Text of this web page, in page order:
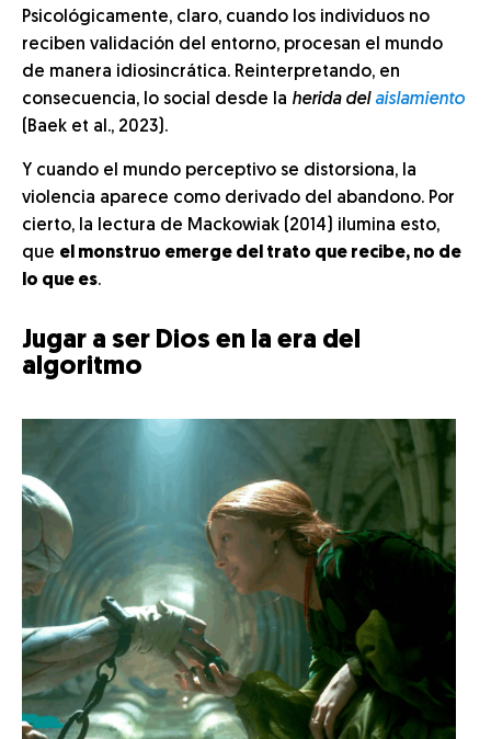
Psicológicamente, claro, cuando los individuos no
reciben validación del entorno, procesan el mundo
de manera idiosincrática. Reinterpretando, en
consecuencia, lo social desde la herida delaislamiento
(Baek et al., 2023).
Y cuando el mundo perceptivo se distorsiona, la
violencia aparece como derivado del abandono. Por
cierto, la lectura de Mackowiak (2014) ilumina esto,
que el monstruo emerge del trato que recibe, no de
lo que es.
Jugar a ser Dios en la era del
algoritmo